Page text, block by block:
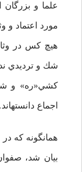
علما و بزرگان
مورد اعتماد و
هيچ كس در
شك و ترديدي
كشي«ره» و
اجماع دانسته­اند.
همانگونه كه
بيان شد،